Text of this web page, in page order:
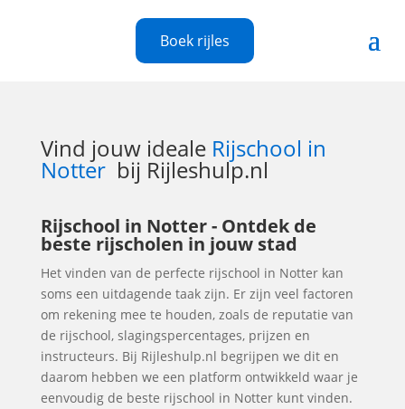
Boek rijles
Vind jouw ideale Rijschool in
Notter bij Rijleshulp.nl
Rijschool in Notter - Ontdek de
beste rijscholen in jouw stad
Het vinden van de perfecte rijschool in Notter kan
soms een uitdagende taak zijn. Er zijn veel factoren
om rekening mee te houden, zoals de reputatie van
de rijschool, slagingspercentages, prijzen en
instructeurs. Bij Rijleshulp.nl begrijpen we dit en
daarom hebben we een platform ontwikkeld waar je
eenvoudig de beste rijschool in Notter kunt vinden.